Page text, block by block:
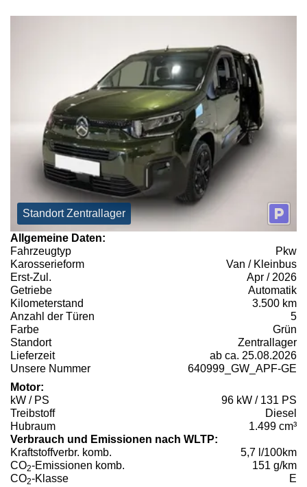
Standort Zentrallager
Allgemeine Daten:
Fahrzeugtyp
Pkw
Karosserieform
Van / Kleinbus
Erst-Zul.
Apr / 2026
Getriebe
Automatik
Kilometerstand
3.500 km
Anzahl der Türen
5
Farbe
Grün
Standort
Zentrallager
Lieferzeit
ab ca. 25.08.2026
Unsere Nummer
640999_GW_APF-GE
Motor:
kW / PS
96 kW / 131 PS
Treibstoff
Diesel
Hubraum
1.499 cm³
Verbrauch und Emissionen nach WLTP:
Kraftstoffverbr. komb.
5,7 l/100km
CO2-Emissionen komb.
151 g/km
CO2-Klasse E